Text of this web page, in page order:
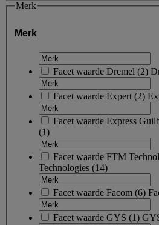
Merk
Merk
Facet waarde Dremel (2)
Facet waarde Expert (2)
Facet waarde Express
(1)
Facet waarde FTM
Technologies (14)
Facet waarde Facom (6)
Facet waarde GYS (1)